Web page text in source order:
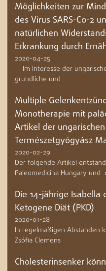
Möglichkeiten zur
des Virus SARS-Co-2
natürlichen
Erkrankung durch
2020-04-25
Im Interesse der
gründliche und
Multiple
Monotherapie mit
Artikel der
Természetgyógyász
2020-02-29
Der folgende Artikel
Paleomedicina Hungary und
Die 14-jährige Isabella
Ketogene Diät (PKD)
2020-01-28
In regelmäßigen Abständen
Zsófia Clemens
Cholesterinsenker